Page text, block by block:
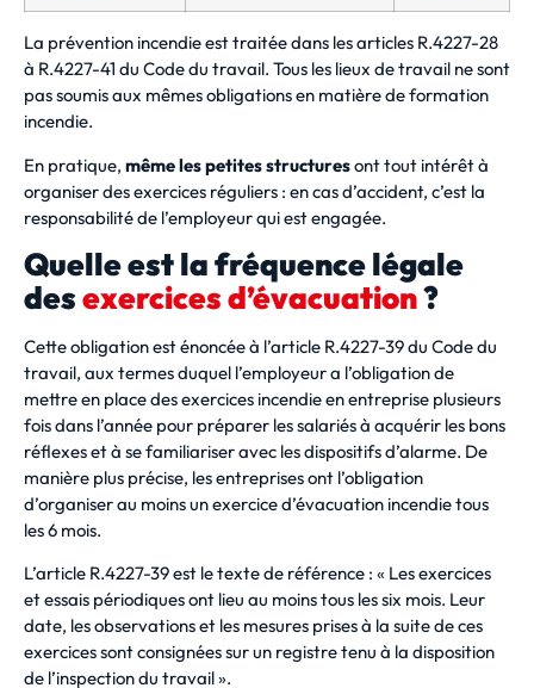
La prévention incendie est traitée dans les articles R.4227-28
à R.4227-41 du Code du travail. Tous les lieux de travail ne sont
pas soumis aux mêmes obligations en matière de formation
incendie.
En pratique, même les petites structuresont tout intérêt à
organiser des exercices réguliers : en cas d’accident, c’est la
responsabilité de l’employeur qui est engagée.
Quelle est la fréquence légale
desexercices d’évacuation?
Cette obligation est énoncée à l’article R.4227-39 du Code du
travail, aux termes duquel l’employeur a l’obligation de
mettre en place des exercices incendie en entreprise plusieurs
fois dans l’année pour préparer les salariés à acquérir les bons
réflexes et à se familiariser avec les dispositifs d’alarme. De
manière plus précise, les entreprises ont l’obligation
d’organiser au moins un exercice d’évacuation incendie tous
les 6 mois.
L’article R.4227-39 est le texte de référence : « Les exercices
et essais périodiques ont lieu au moins tous les six mois. Leur
date, les observations et les mesures prises à la suite de ces
exercices sont consignées sur un registre tenu à la disposition
de l’inspection du travail ».